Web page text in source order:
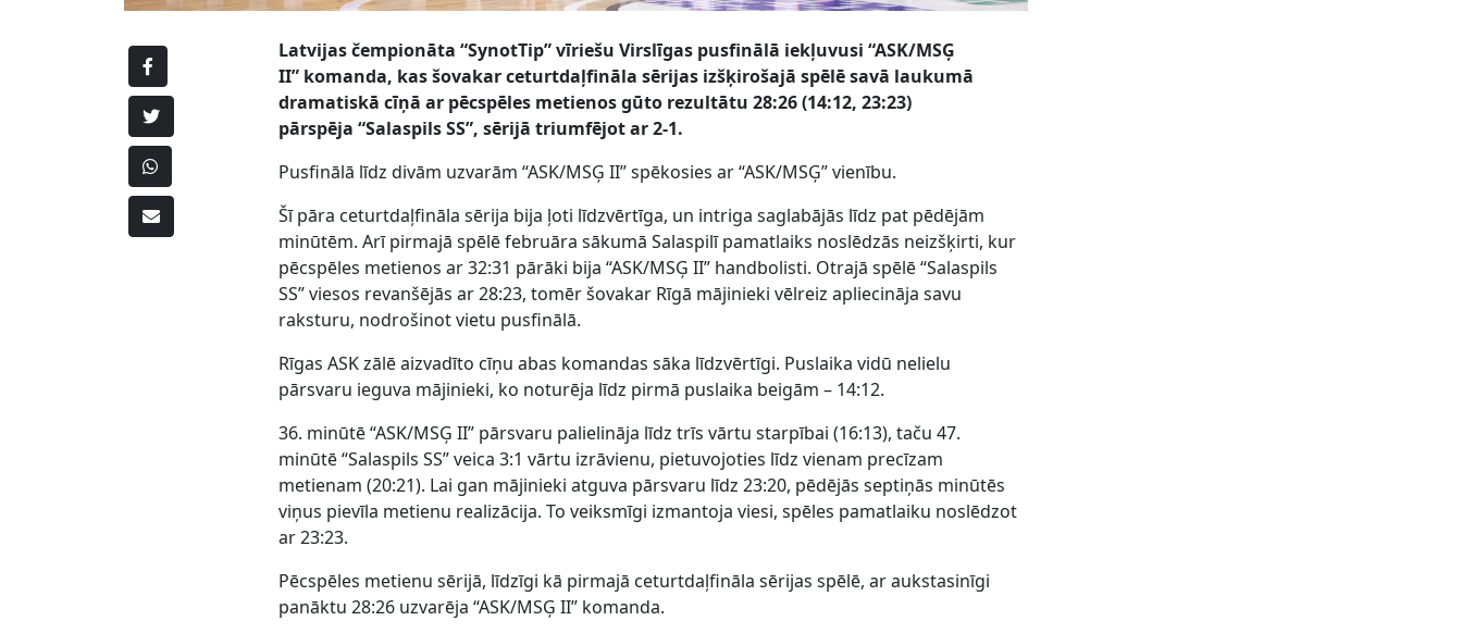
Latvijas čempionāta “SynotTip” vīriešu Virslīgas pusfinālā iekļuvusi “ASK/MSĢ
II” komanda, kas šovakar ceturtdaļfināla sērijas izšķirošajā spēlē savā laukumā
dramatiskā cīņā ar pēcspēles metienos gūto rezultātu 28:26 (14:12, 23:23)
pārspēja “Salaspils SS”, sērijā triumfējot ar 2-1.
Pusfinālā līdz divām uzvarām “ASK/MSĢ II” spēkosies ar “ASK/MSĢ” vienību.
Šī pāra ceturtdaļfināla sērija bija ļoti līdzvērtīga, un intriga saglabājās līdz pat pēdējām
minūtēm. Arī pirmajā spēlē februāra sākumā Salaspilī pamatlaiks noslēdzās neizšķirti, kur
pēcspēles metienos ar 32:31 pārāki bija “ASK/MSĢ II” handbolisti. Otrajā spēlē “Salaspils
SS” viesos revanšējās ar 28:23, tomēr šovakar Rīgā mājinieki vēlreiz apliecināja savu
raksturu, nodrošinot vietu pusfinālā.
Rīgas ASK zālē aizvadīto cīņu abas komandas sāka līdzvērtīgi. Puslaika vidū nelielu
pārsvaru ieguva mājinieki, ko noturēja līdz pirmā puslaika beigām – 14:12.
36. minūtē “ASK/MSĢ II” pārsvaru palielināja līdz trīs vārtu starpībai (16:13), taču 47.
minūtē “Salaspils SS” veica 3:1 vārtu izrāvienu, pietuvojoties līdz vienam precīzam
metienam (20:21). Lai gan mājinieki atguva pārsvaru līdz 23:20, pēdējās septiņās minūtēs
viņus pievīla metienu realizācija. To veiksmīgi izmantoja viesi, spēles pamatlaiku noslēdzot
ar 23:23.
Pēcspēles metienu sērijā, līdzīgi kā pirmajā ceturtdaļfināla sērijas spēlē, ar aukstasinīgi
panāktu 28:26 uzvarēja “ASK/MSĢ II” komanda.